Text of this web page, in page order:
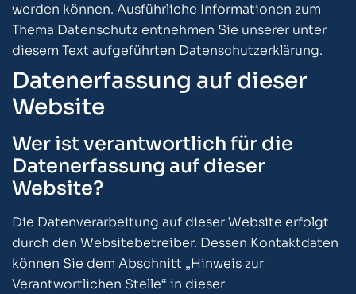
werden können. Ausführliche Informationen zum
Thema Datenschutz entnehmen Sie unserer unter
diesem Text aufgeführten Datenschutzerklärung.
Datenerfassung auf dieser
Website
Wer ist verantwortlich für die
Datenerfassung auf dieser
Website?
Die Datenverarbeitung auf dieser Website erfolgt
durch den Websitebetreiber. Dessen Kontaktdaten
können Sie dem Abschnitt „Hinweis zur
Verantwortlichen Stelle“ in dieser